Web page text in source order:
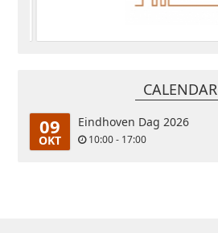
CALENDAR
09
OKT
Eindhoven Dag 2026
10:00 - 17:00